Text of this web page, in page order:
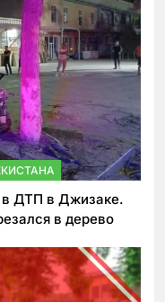
в ДТП в Джизаке.
в дерево